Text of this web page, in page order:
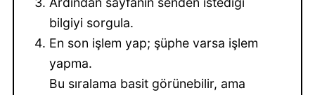
bilgiyi sorgula.
En son işlem yap; şüphe varsa işlem
yapma.
Bu sıralama basit görünebilir, ama